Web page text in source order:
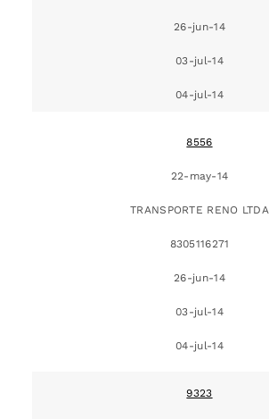
26-jun-14
03-jul-14
04-jul-14
8556
22-may-14
TRANSPORTE RENO LTDA
8305116271
26-jun-14
03-jul-14
04-jul-14
9323